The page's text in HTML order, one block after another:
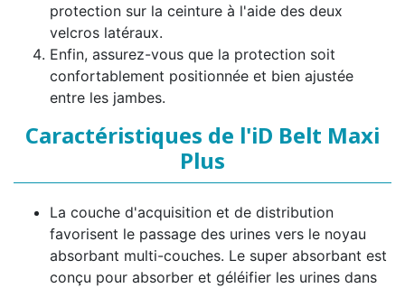
protection sur la ceinture à l'aide des deux
velcros latéraux.
Enfin, assurez-vous que la protection soit
confortablement positionnée et bien ajustée
entre les jambes.
Caractéristiques de l'iD Belt Maxi
Plus
La couche d'acquisition et de distribution
favorisent le passage des urines vers le noyau
absorbant multi-couches. Le super absorbant est
conçu pour absorber et géléifier les urines dans